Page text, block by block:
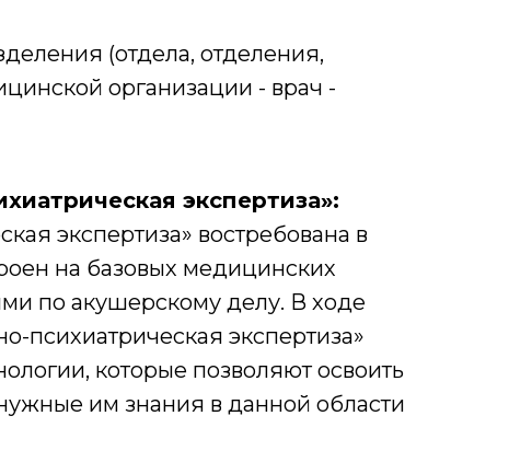
(отдела, отделения,
организации - врач -
экспертиза»:
экспертиза» востребована в
на базовых медицинских
по акушерскому делу. В ходе
психиатрическая экспертиза»
которые позволяют освоить
им знания в данной области